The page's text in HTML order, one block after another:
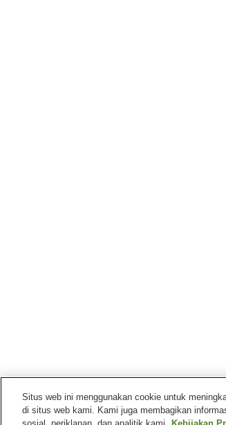
Situs web ini menggunakan cookie untuk
di situs web kami. Kami juga membagikan